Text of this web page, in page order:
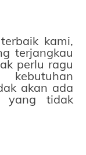
kami,
terjangkau
perlu ragu
kebutuhan
akan ada
yang tidak